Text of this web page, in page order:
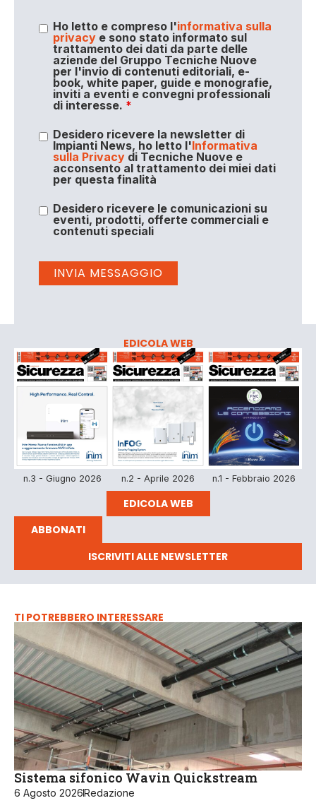
Ho letto e compreso l'informativa sulla
privacye sono stato informato sul
trattamento dei dati da parte delle
aziende del Gruppo Tecniche Nuove
per l'invio di contenuti editoriali, e-
book, white paper, guide e monografie,
inviti a eventi e convegni professionali
di interesse. *
Desidero ricevere la newsletter di
Impianti News, ho letto l'Informativa
sulla Privacydi Tecniche Nuove e
acconsento al trattamento dei miei dati
per questa finalità
Desidero ricevere le comunicazioni su
eventi, prodotti, offerte commerciali e
contenuti speciali
EDICOLA WEB
n.3 - Giugno 2026 n.2 - Aprile 2026 n.1 - Febbraio 2026
EDICOLA WEB
ABBONATI
ISCRIVITI ALLE NEWSLETTER
TI POTREBBERO INTERESSARE
Sistema sifonico Wavin Quickstream
6 Agosto 2026Redazione